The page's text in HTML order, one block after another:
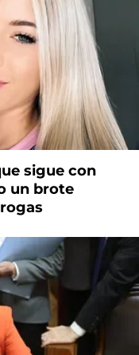
sigue con
un brote